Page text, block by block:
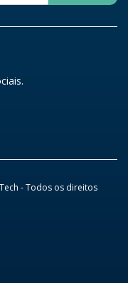
- Todos os direitos